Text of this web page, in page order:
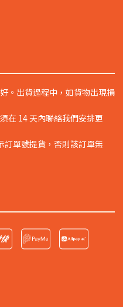
。出貨過程中，如貨物出現損
在 14 天內聯絡我們安排更
訂單號提貨，否則該訂單無